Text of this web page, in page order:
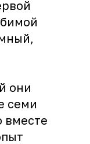
они
семи
вместе